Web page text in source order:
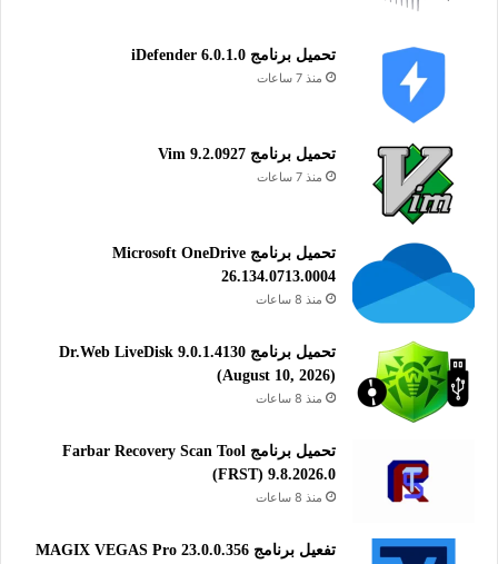
تحميل برنامج iDefender 6.0.1.0
منذ 7 ساعات
تحميل برنامج Vim 9.2.0927
منذ 7 ساعات
تحميل برنامج Microsoft OneDrive
26.134.0713.0004
منذ 8 ساعات
تحميل برنامج Dr.Web LiveDisk 9.0.1.4130
(August 10, 2026)
منذ 8 ساعات
تحميل برنامج Farbar Recovery Scan Tool
(FRST) 9.8.2026.0
منذ 8 ساعات
تفعيل برنامج MAGIX VEGAS Pro 23.0.0.356